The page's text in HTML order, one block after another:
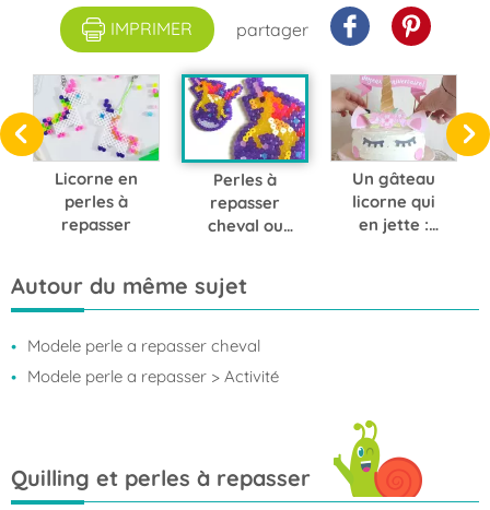
IMPRIMER partager
Licorne en
perles à
repasser
Perles à
repasser
cheval ou
Un gâteau
licorne qui
en jette :
Autour du même sujet
Modele perle a repasser cheval
Modele perle a repasser > Activité
Quilling et perles à repasser